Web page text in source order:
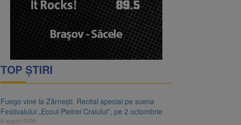
TOP ȘTIRI
Fuego vine la Zărnești. Recital special pe scena
Festivalului „Ecoul Pietrei Craiului”, pe 2 octombrie
6 august 2026